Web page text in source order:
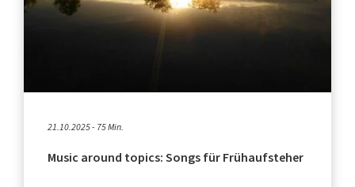
21.10.2025 - 75 Min.
Music around topics: Songs für Frühaufsteher